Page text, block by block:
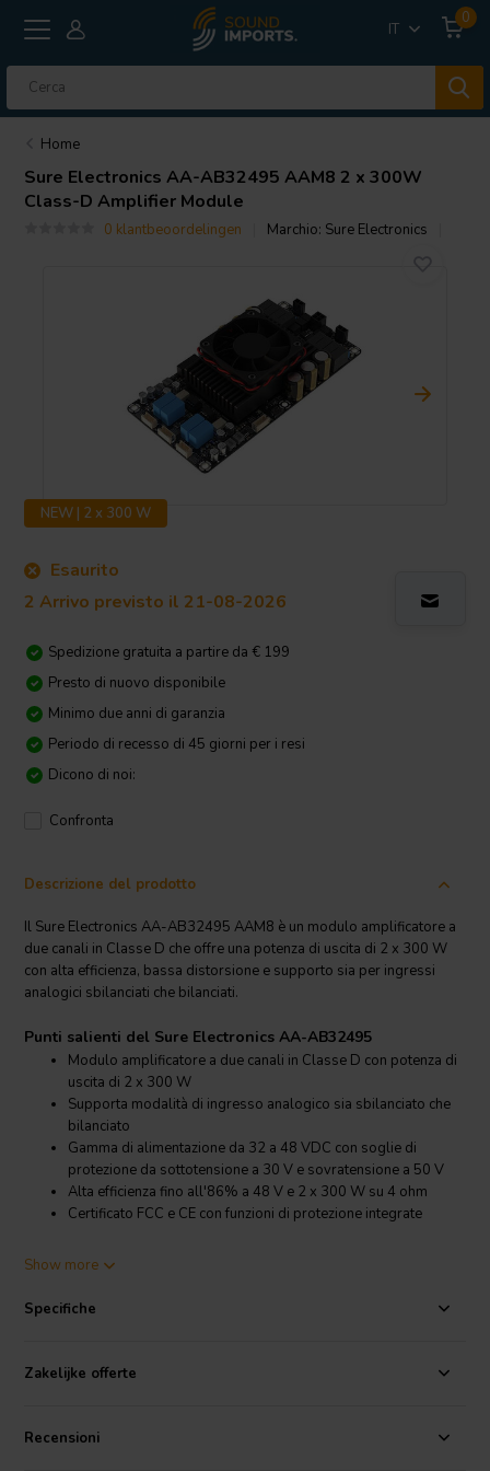
IT
0
Home
Sure Electronics AA-AB32495 AAM8 2 x 300W
Class-D Amplifier Module
0 klantbeoordelingen Marchio: Sure Electronics
NEW | 2 x 300 W
Esaurito
2 Arrivo previsto il 21-08-2026
Spedizione gratuita a partire da € 199
Presto di nuovo disponibile
Minimo due anni di garanzia
Periodo di recesso di 45 giorni per i resi
Dicono di noi:
Confronta
Descrizione del prodotto
Il Sure Electronics AA-AB32495 AAM8 è un modulo amplificatore a
due canali in Classe D che offre una potenza di uscita di 2 x 300 W
con alta efficienza, bassa distorsione e supporto sia per ingressi
analogici sbilanciati che bilanciati.
Punti salienti del Sure Electronics AA-AB32495
Modulo amplificatore a due canali in Classe D con potenza di
uscita di 2 x 300 W
Supporta modalità di ingresso analogico sia sbilanciato che
bilanciato
Gamma di alimentazione da 32 a 48 VDC con soglie di
protezione da sottotensione a 30 V e sovratensione a 50 V
Alta efficienza fino all'86% a 48 V e 2 x 300 W su 4 ohm
Certificato FCC e CE con funzioni di protezione integrate
Dettagli prodotto Sure Electronics AA-AB32495
300W Classe D
amplificatoread alta potenza basato su un design a due canali in
applicazioni audio DIY e professionali dove è richiesta un'erogazione
Show more
Specifiche
Zakelijke offerte
Recensioni